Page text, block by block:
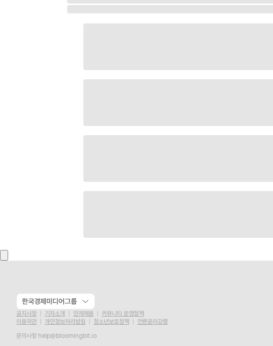
한국경제미디어그룹
공지사항 기자소개 인재채용
커뮤니티 운영정책
이용약관
개인정보처리방침 청소년보호정책
언론윤리강령
문의사항 help@bloomingbit.io